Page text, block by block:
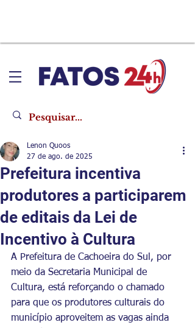
Prefeitura incentiva
produtores a participarem
de editais da Lei de
Incentivo à Cultura
Lenon Quoos
27 de ago. de 2025
A Prefeitura de Cachoeira do Sul, por
meio da Secretaria Municipal de
Cultura, está reforçando o chamado
para que os produtores culturais do
município aproveitem as vagas ainda